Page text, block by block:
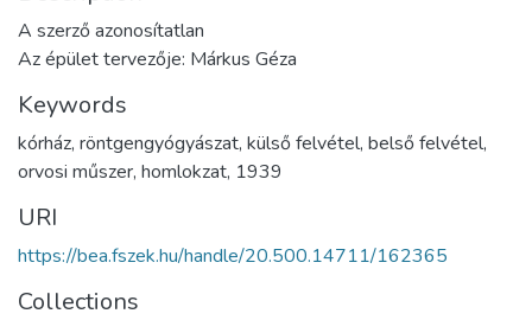
A szerző azonosítatlan
Az épület tervezője: Márkus Géza
Keywords
kórház, röntgengyógyászat, külső felvétel, belső felvétel,
orvosi műszer, homlokzat, 1939
URI
https://bea.fszek.hu/handle/20.500.14711/162365
Collections